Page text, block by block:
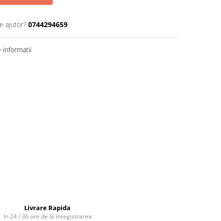
ajutor? 0744294659
informatii
Livrare Rapida
In 24 / 36 ore de la inregistrarea